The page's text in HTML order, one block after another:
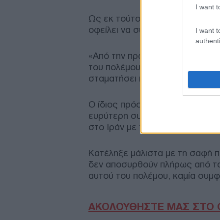
I want
I want
Ως εκ τούτου, οποιοδήποτε
οφείλει να συμπεριλαμβάνει
«Από την πρώτη κιόλας μέρα, η
του πολέμου στον Λίβανο ως
σταματήσει η σύγκρουση με το
Ο ίδιος πρόσθεσε ότι η
ευρύτερη συμφωνία ανάμεσα
στο Ιράν με τη Χεζμπολάχ από
Κατέληξε μάλιστα με τη σαφή
δεν αποσυρθούν πλήρως από
αυτού του πολέμου, καμία
ΑΚΟΛΟΥΘΗΣΤΕ ΜΑΣ ΣΤΟ